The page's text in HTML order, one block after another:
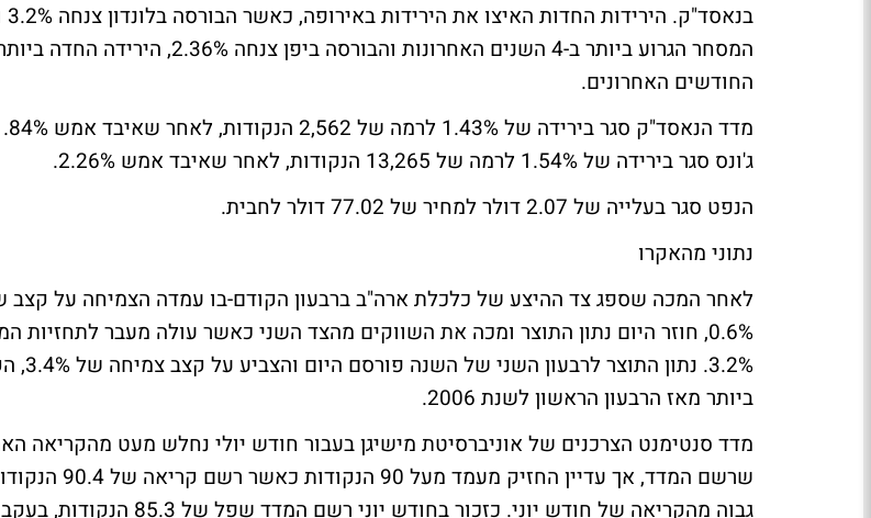
המסחר הגרוע ביותר ב-4 השנים האחרונות והבורסה ביפן צנחה
החודשים האחרונים.
ג'ונס סגר בירידה של 1.54% לרמה של 13,265 הנקודות, לאחר שאיבד אמש 2.26%.
הנפט סגר בעלייה של 2.07 דולר למחיר של 77.02 דולר לחבית.
נתוני מהאקרו
לאחר המכה שספג צד ההיצע של כלכלת ארה"ב ברבעון הקודם-בו עמדה הצמיחה על קצב
0.6%, חוזר היום נתון התוצר ומכה את השווקים מהצד השני כאשר עולה מעבר לתחזיות
3.2%. נתון
ביותר מאז הרבעון הראשון לשנת 2006.
מדד סנטימנט הצרכנים של אוניברסיטת מישיגן בעבור חודש יולי נחלש מעט מהקריאה
שרשם המדד, אך עדיין החזיק
גבוה מהקריאה של חודש יוני. כזכור בחודש יוני רשם המדד